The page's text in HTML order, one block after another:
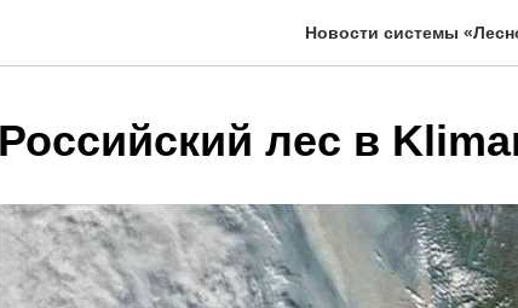
Новости системы
Российский лес в